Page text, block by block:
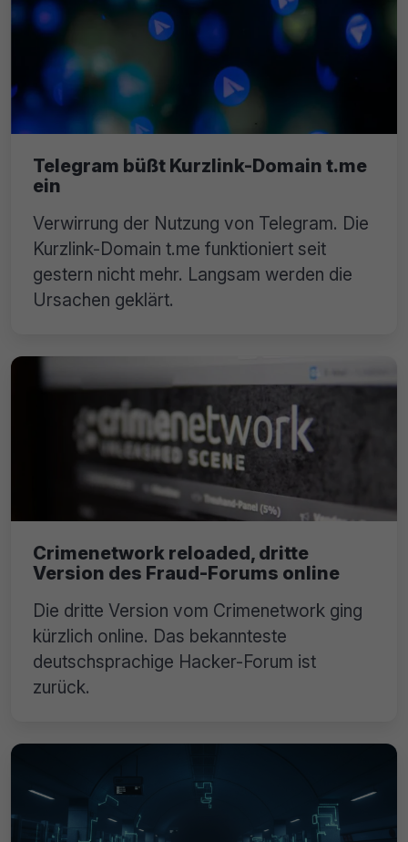
Telegram büßt Kurzlink-Domain t.me
ein
Verwirrung der Nutzung von Telegram. Die
Kurzlink-Domain t.me funktioniert seit
gestern nicht mehr. Langsam werden die
Ursachen geklärt.
Crimenetwork reloaded, dritte
Version des Fraud-Forums online
Die dritte Version vom Crimenetwork ging
kürzlich online. Das bekannteste
deutschsprachige Hacker-Forum ist
zurück.